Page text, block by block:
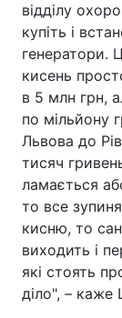
відділу
купіть і
генератори.
кисень
в 5 млн грн,
по мільйону
Львова до
тисяч
ламається
то все
кисню, то
виходить і
які стоять
діло", – каже